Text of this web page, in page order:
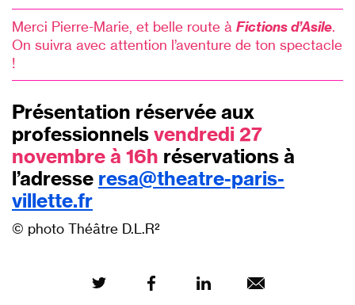
Merci Pierre-Marie, et belle route à Fictions d’Asile.
On suivra avec attention l’aventure de ton spectacle
!
Présentation réservée aux
professionnels vendredi 27
novembre à 16h réservations à
l’adresse resa@theatre-paris-
villette.fr
© photo Théâtre D.L.R²